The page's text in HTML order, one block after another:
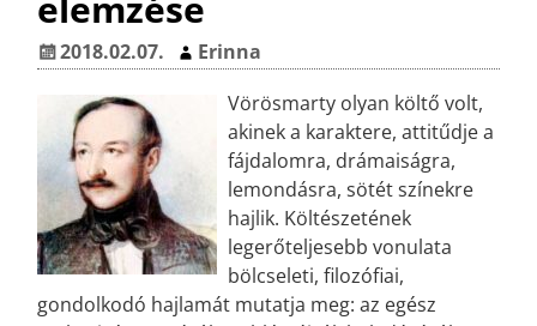
o
o
k
e
st
n
g
2018.02.07.
Erinna
Vörösmarty olyan költő volt,
akinek a karaktere, attitűdje a
fájdalomra, drámaiságra,
lemondásra, sötét színekre
hajlik. Költészetének
legerőteljesebb vonulata
bölcseleti, filozófiai,
gondolkodó hajlamát mutatja meg: az egész